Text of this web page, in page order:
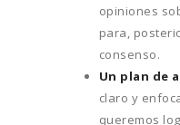
opiniones
para,
consenso.
Un plan de
claro y
queremos